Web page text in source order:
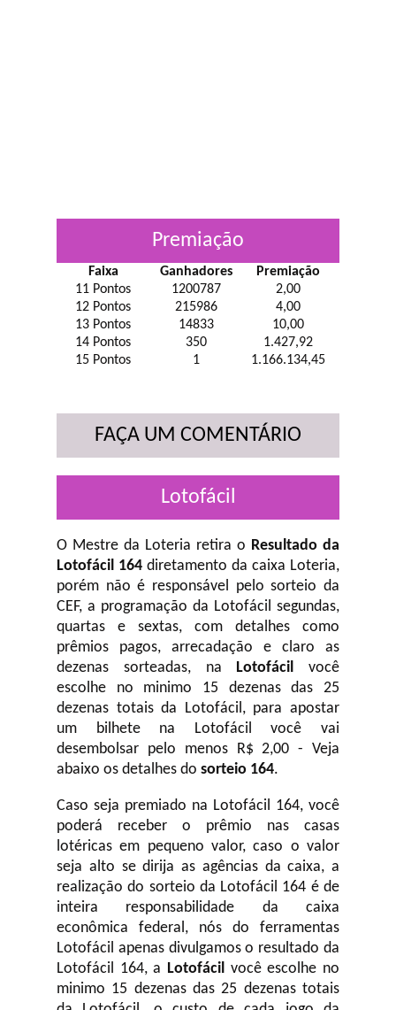
Premiação
Faixa Ganhadores
Premiação
11 Pontos
1200787
2,00
12 Pontos
215986
4,00
13 Pontos
14833
10,00
14 Pontos
350
1.427,92
15 Pontos
1 1.166.134,45
FAÇA UM COMENTÁRIO
Lotofácil
O Mestre da Loteria retira o Resultado da
Lotofácil 164 diretamento da caixa Loteria,
porém não é responsável pelo sorteio da
CEF, a programação da Lotofácil segundas,
quartas e sextas, com detalhes como
prêmios pagos, arrecadação e claro as
dezenas sorteadas, na Lotofácil você
escolhe no minimo 15 dezenas das 25
dezenas totais da Lotofácil, para apostar
um bilhete na Lotofácil você vai
desembolsar pelo menos R$ 2,00 - Veja
abaixo os detalhes do sorteio 164.
Caso seja premiado na Lotofácil 164, você
poderá receber o prêmio nas casas
lotéricas em pequeno valor, caso o valor
seja alto se dirija as agências da caixa, a
realização do sorteio da Lotofácil 164 é de
inteira responsabilidade da caixa
econômica federal, nós do ferramentas
Lotofácil apenas divulgamos o resultado da
Lotofácil 164, a Lotofácil você escolhe no
minimo 15 dezenas das 25 dezenas totais